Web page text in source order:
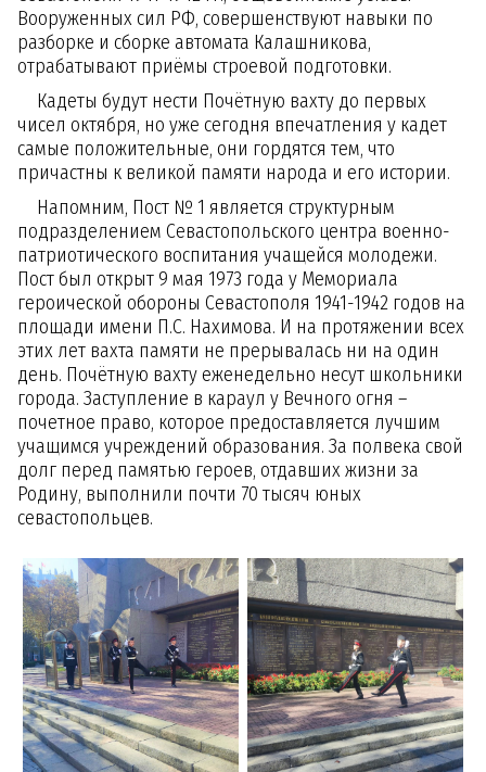
Вооруженных сил РФ, совершенствуют навыки по
разборке и сборке автомата Калашникова,
отрабатывают приёмы строевой подготовки.
Кадеты будут нести Почётную вахту до первых
чисел октября, но уже сегодня впечатления у кадет
самые положительные, они гордятся тем, что
причастны к великой памяти народа и его истории.
Напомним, Пост № 1 является структурным
подразделением Севастопольского центра военно-
патриотического воспитания учащейся молодежи.
Пост был открыт 9 мая 1973 года у Мемориала
героической обороны Севастополя 1941-1942 годов на
площади имени П.С. Нахимова. И на протяжении всех
этих лет вахта памяти не прерывалась ни на один
день. Почётную вахту еженедельно несут школьники
города. Заступление в караул у Вечного огня –
почетное право, которое предоставляется лучшим
учащимся учреждений образования. За полвека свой
долг перед памятью героев, отдавших жизни за
Родину, выполнили почти 70 тысяч юных
севастопольцев.